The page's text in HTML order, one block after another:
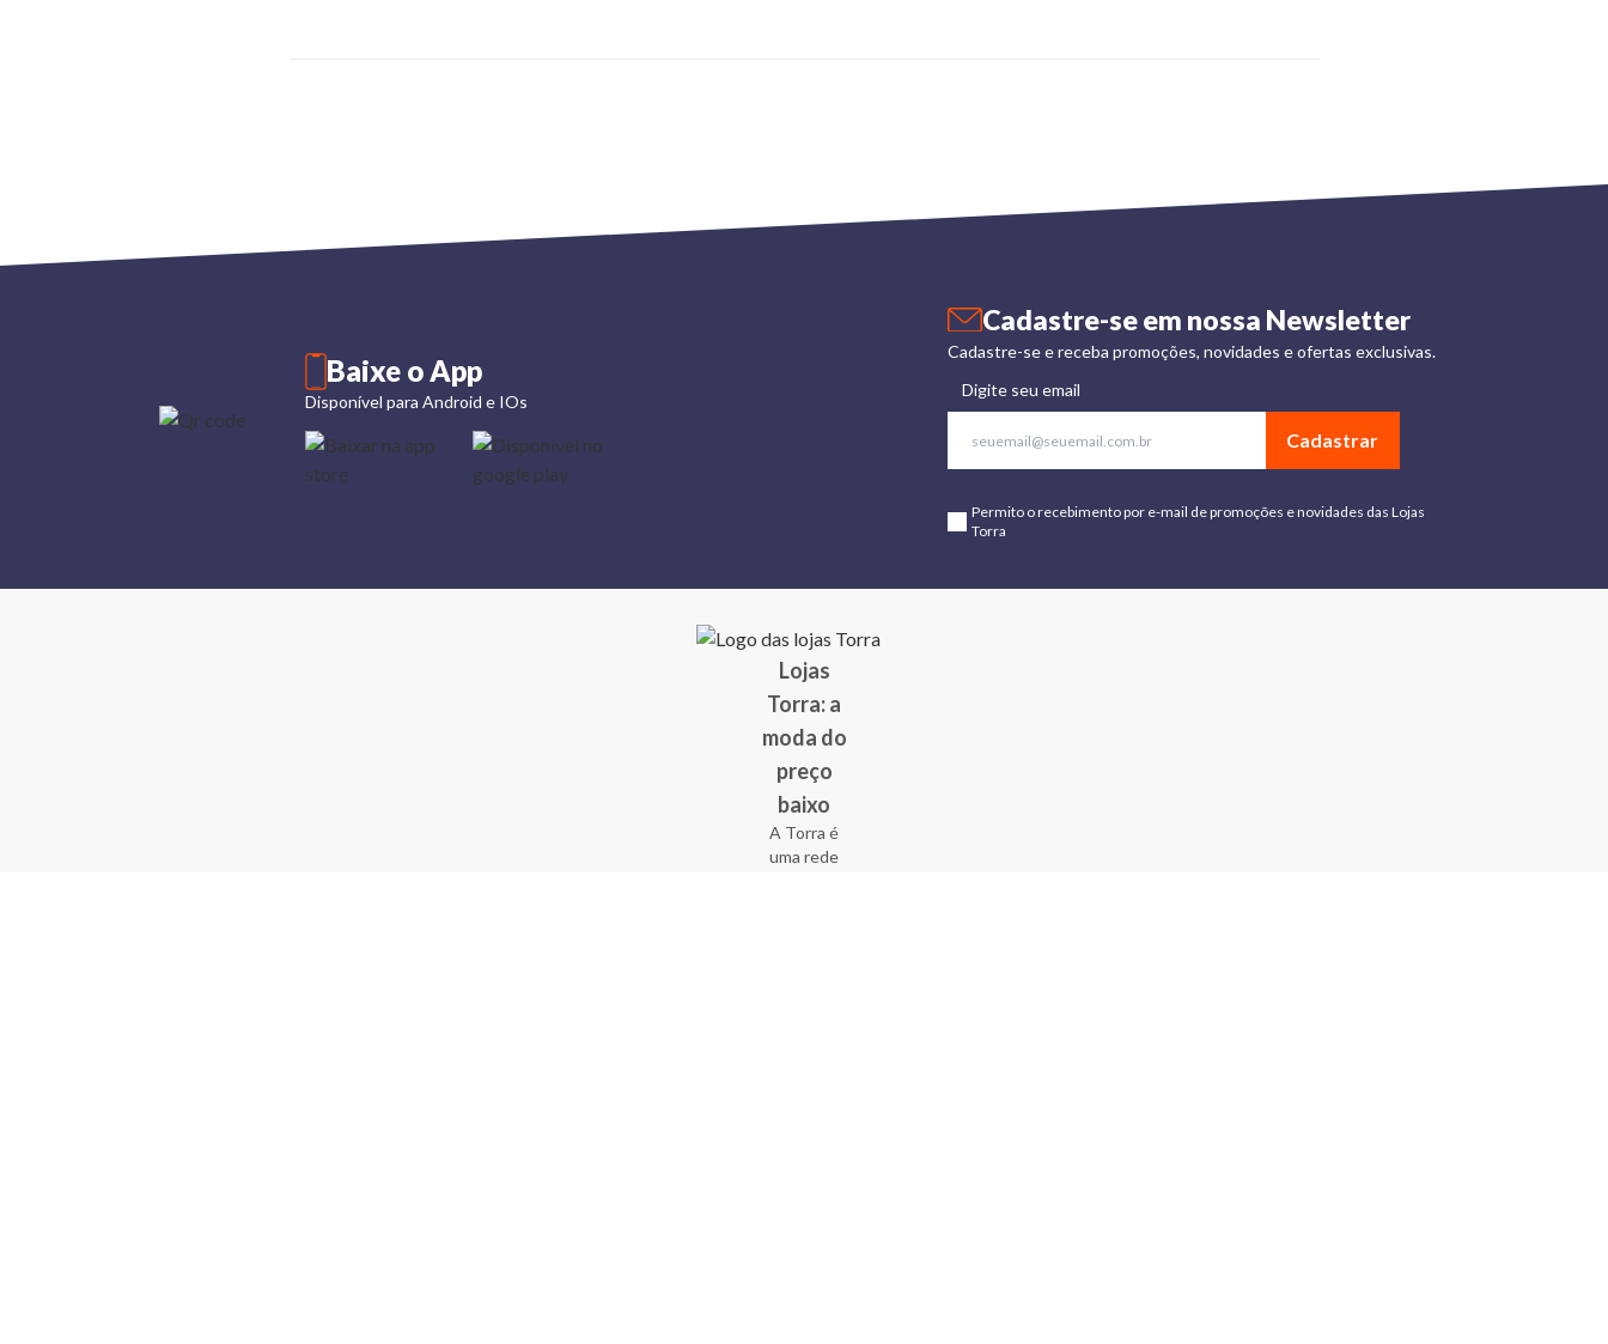
Cadastre-se em nossa Newsletter
Cadastre-se e receba promoções, novidades e ofertas exclusivas.
Digite seu email
Cadastrar
Permito o recebimento por e-mail de promoções e novidades das Lojas
Torra
Baixe o App
Disponível para Android e IOs
Lojas
Torra: a
moda do
preço
baixo
A Torra é
uma rede